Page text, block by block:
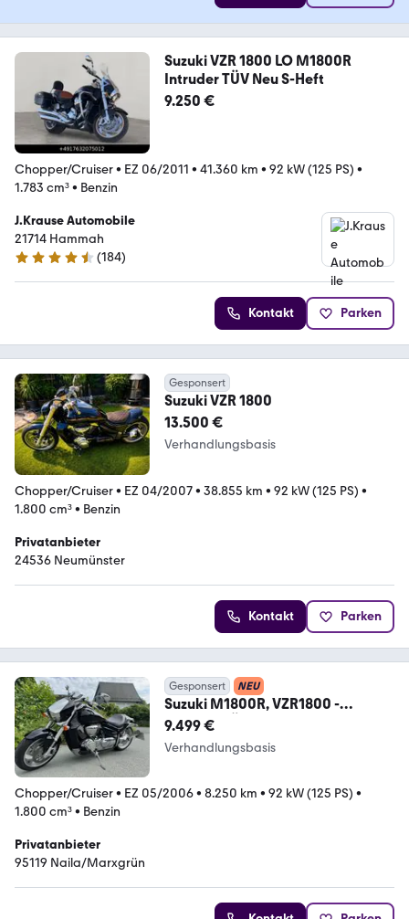
Suzuki VZR 1800 LO M1800R
Intruder TÜV Neu S-Heft
9.250 €
Chopper/Cruiser• EZ 06/2011 • 41.360 km • 92 kW (125 PS) •
1.783 cm³• Benzin
J.Krause Automobile
21714 Hammah
4.7 Sterne
(184)
Kontakt Parken
Gesponsert
Suzuki VZR 1800
13.500 €
Verhandlungsbasis
Chopper/Cruiser• EZ 04/2007• 38.855 km • 92 kW (125 PS) •
1.800 cm³• Benzin
Privatanbieter
24536 Neumünster
Kontakt Parken
Gesponsert NEU
Suzuki M1800R, VZR1800 -
UNIKAT! TÜV neu, 8300km
9.499 €
Verhandlungsbasis
Chopper/Cruiser• EZ 05/2006• 8.250 km • 92 kW (125 PS) •
1.800 cm³• Benzin
Privatanbieter
95119 Naila/Marxgrün